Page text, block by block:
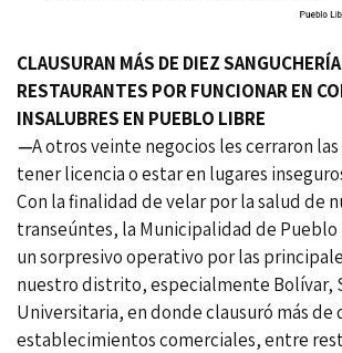
CLAUSURAN MÁS DE DIEZ
RESTAURANTES POR FUNCIONAR EN
INSALUBRES EN PUEBLO LIBRE
—A otros veinte negocios les cerraron
tener licencia o estar en lugares
Con la finalidad de velar por la salud de
transeúntes, la Municipalidad de
un sorpresivo operativo por las
nuestro distrito, especialmente Bolívar,
Universitaria, en donde clausuró más de
establecimientos comerciales, entre